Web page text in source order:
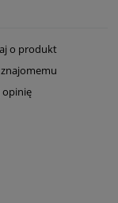
o produkt